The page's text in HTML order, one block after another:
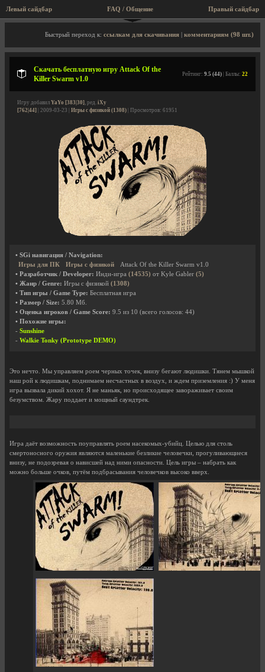
Левый сайдбар FAQ / Общение
Описание игры, скриншоты, видео
Быстрый переход к: ссылкам для скачивания комментариям (98 шт.)
Скачать бесплатную игру Attack Of the
Killer Swarm v1.0
Рейтинг: 9.5 (44) | Баллы: 22
Игру добавил YaYo [383|30], ред. iXy
[762|44] | 2009-03-23 | Игры с физикой (1308) | Просмотров: 61951
• SGi навигация / Navigation:
Игры для ПК
Игры с физикой
Attack Of the Killer Swarm v1.0
• Разработчик / Developer: Инди-игра (14535) от Kyle Gabler (5)
• Жанр / Genre: Игры с физикой (1308)
• Тип игры / Game Type: Бесплатная игра
• Размер / Size: 5.80 Мб.
• Оценка игроков / Game Score: 9.5 из 10 (всего голосов: 44)
• Похожие игры:
- Sunshine
- Walkie Tonky (Prototype DEMO)
Это нечто. Мы управляем роем черных точек, внизу бегают людишки. Тянем мышкой
наш рой к людишкам, поднимаем несчастных в воздух, и ждем приземления :) У меня
игра вызвала дикий хохот. Я не маньяк, но происходящее завораживает своим
безумством. Жару поддает и мощный саундтрек.
Игра даёт возможность поуправлять роем насекомых-убийц. Целью для столь
смертоносного оружия являются маленькие безликие человечки, прогуливающиеся
внизу, не подозревая о нависшей над ними опасности. Цель игры – набрать как
можно больше очков, путём подбрасывания человечков высоко вверх.